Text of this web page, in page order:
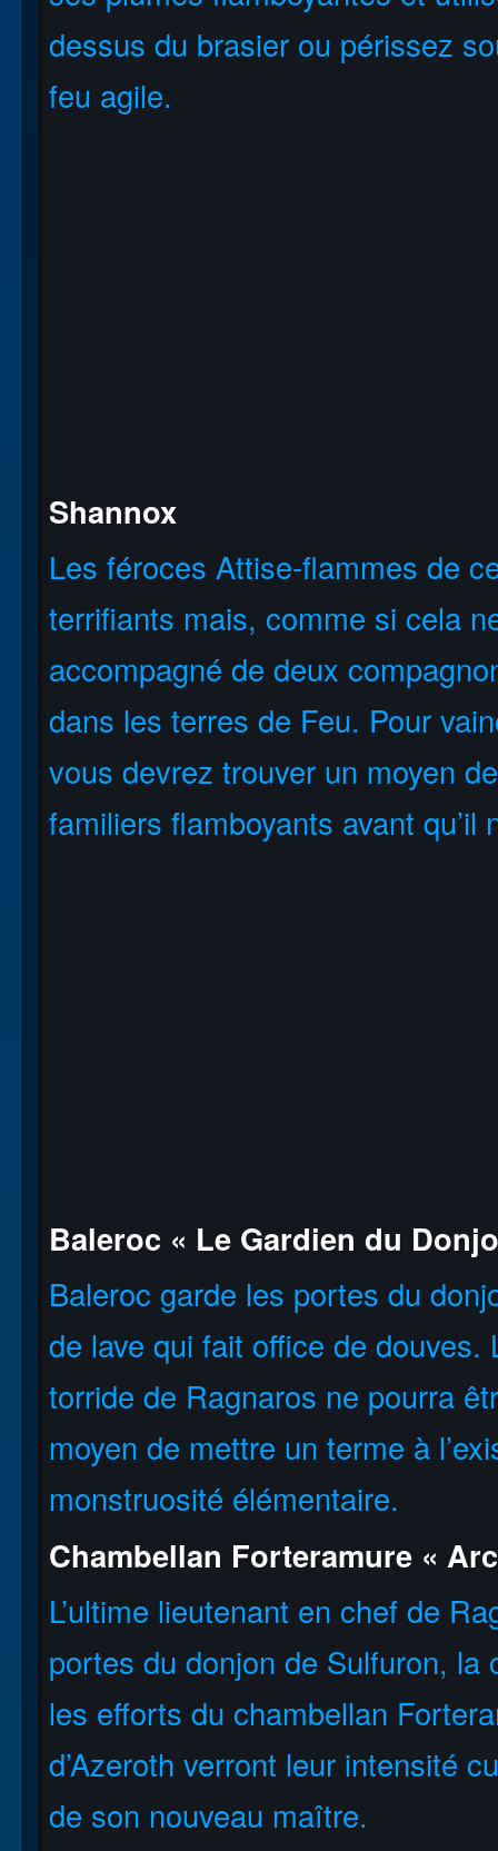
dessus du brasier ou périssez
feu agile.
Shannox
Les féroces Attise-flammes de
terrifiants mais, comme si cela
accompagné de deux
dans les terres de Feu. Pour
vous devrez trouver un moyen
familiers flamboyants avant qu’il
Baleroc « Le Gardien du
Baleroc garde les portes du
de lave qui fait office de
torride de Ragnaros ne pourra
moyen de mettre un terme à
monstruosité élémentaire.
Chambellan Forteramure «
L’ultime lieutenant en chef de
portes du donjon de Sulfuron,
les efforts du chambellan
d’Azeroth verront leur intensité
de son nouveau maître.